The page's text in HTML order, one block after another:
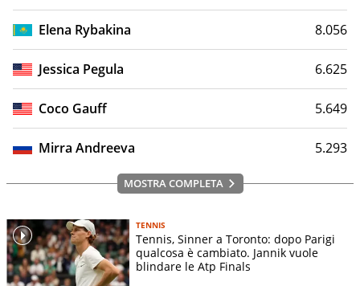
Elena Rybakina 8.056
Jessica Pegula 6.625
Coco Gauff 5.649
Mirra Andreeva 5.293
MOSTRA COMPLETA
TENNIS
Tennis, Sinner a Toronto: dopo Parigi
qualcosa è cambiato. Jannik vuole
blindare le Atp Finals